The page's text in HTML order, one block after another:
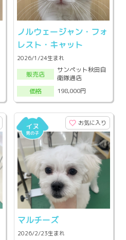
ノルウェージャン・フォ
レスト・キャット
2026/1/24生まれ
販売店
サンペット秋田自
衛隊通店
価格
198,000円
お気に入り
マルチーズ
2026/2/23生まれ